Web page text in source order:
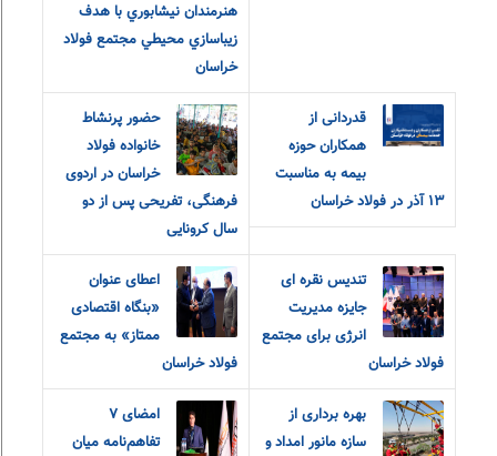
هنرمندان نيشابوري با هدف
زيباسازي محيطي مجتمع فولاد
خراسان
قدردانی از
همکاران حوزه
بیمه به مناسبت
۱۳ آذر در فولاد خراسان
حضور پرنشاط
خانواده فولاد
خراسان در اردوی
فرهنگی، تفریحی پس از دو
سال کرونایی
تندیس نقره ای
جایزه مدیریت
انرژی برای مجتمع
فولاد خراسان
اعطای عنوان
«بنگاه اقتصادی
ممتاز» به مجتمع
فولاد خراسان
بهره برداری از
سازه مانور امداد و
امضای ۷
تفاهم‌نامه میان